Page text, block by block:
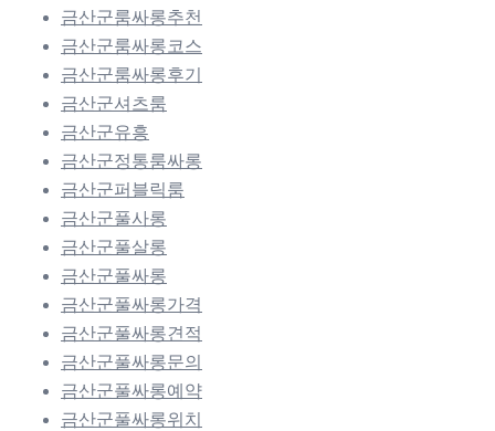
금산군룸싸롱추천
금산군룸싸롱코스
금산군룸싸롱후기
금산군셔츠룸
금산군유흥
금산군정통룸싸롱
금산군퍼블릭룸
금산군풀사롱
금산군풀살롱
금산군풀싸롱
금산군풀싸롱가격
금산군풀싸롱견적
금산군풀싸롱문의
금산군풀싸롱예약
금산군풀싸롱위치